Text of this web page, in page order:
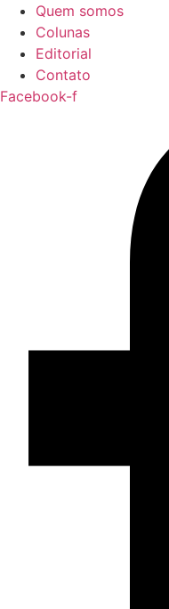
Quem somos
Colunas
Editorial
Contato
Facebook-f